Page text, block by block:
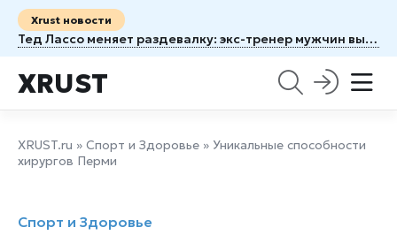
Xrust новости
Тед Лассо меняет раздевалку: экс-тренер мужчин выходит на поле с женской командой
XRUST
XRUST.ru » Спорт и Здоровье » Уникальные способности
хирургов Перми
Спорт и Здоровье